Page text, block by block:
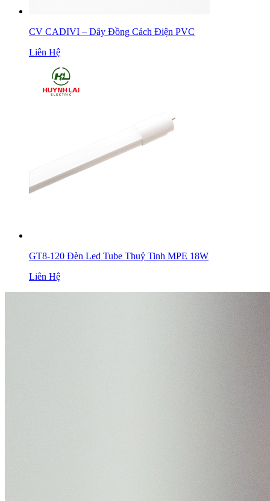
CV CADIVI – Dây Đồng Cách Điện PVC
Liên Hệ
GT8-120 Đèn Led Tube Thuỷ Tinh MPE 18W
Liên Hệ